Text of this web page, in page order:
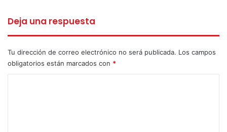
sido intervenidas para recuperar los espacios destinados a
Deja una respuesta
Tu dirección de correo electrónico no será publicada. Los campos
obligatorios están marcados con *